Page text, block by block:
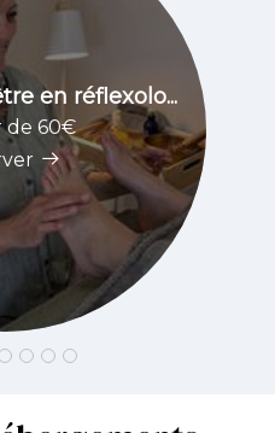
en réflexolo...
de 60€